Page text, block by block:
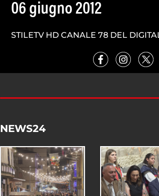
06 giugno 2012
STILETV HD CANALE 78 DEL
NEWS24